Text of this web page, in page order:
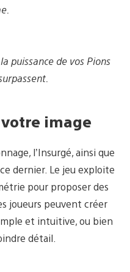
puissance de vos Pions
image
l’Insurgé, ainsi que
dernier. Le jeu exploite
pour proposer des
joueurs peuvent créer
et intuitive, ou bien
détail.